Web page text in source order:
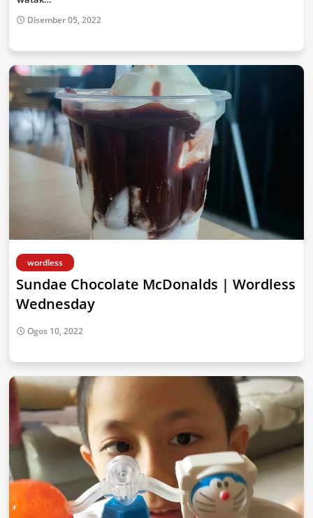
Disember 05, 2022
wordless
Sundae Chocolate McDonalds | Wordless
Wednesday
Ogos 10, 2022